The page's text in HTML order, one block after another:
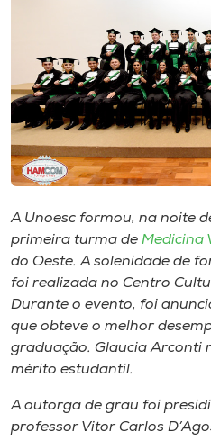
Editora
Rádio
Museu
Unoesc
Store
Selecione
o idioma
A Unoesc formou, na noite
primeira turma de Medicina
do Oeste. A solenidade de
foi realizada no Centro
Durante o evento, foi
que obteve o melhor
graduação. Glaucia Arconti
mérito estudantil.
A outorga de grau foi
professor Vitor Carlos